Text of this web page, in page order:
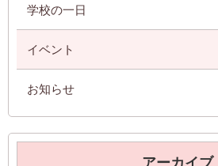
学校の一日
イベント
お知らせ
アーカイブ